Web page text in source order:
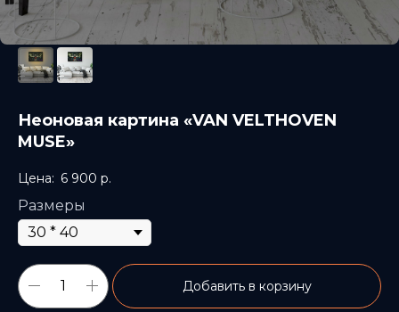
Неоновая картина «VAN VELTHOVEN
MUSE»
6 900 р.
Размеры
Добавить в корзину